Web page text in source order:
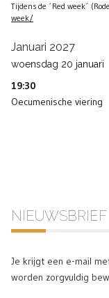
Tijdens de ´Red week´
week/
Januari 2027
woensdag 20 januari
19:30
Oecumenische viering
NIEUWSBRIEF
Je krijgt een e-mail
worden zorgvuldig